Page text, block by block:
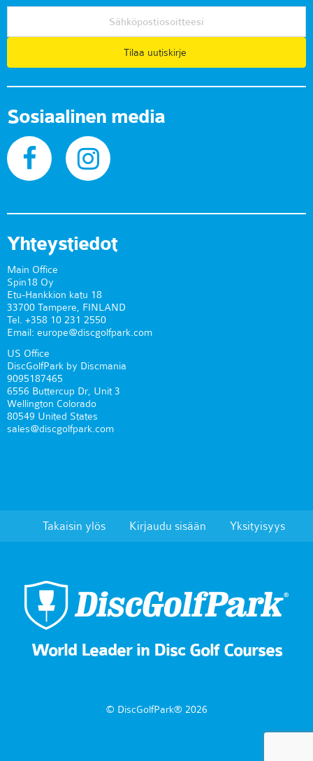
Tilaa uutiskirje
Sosiaalinen media
Yhteystiedot
Main Office
Spin18 Oy
Etu-Hankkion katu 18
33700 Tampere, FINLAND
Tel. +358 10 231 2550
Email: europe@discgolfpark.com
US Office
DiscGolfPark by Discmania
9095187465
6556 Buttercup Dr, Unit 3
Wellington Colorado
80549 United States
sales@discgolfpark.com
Takaisin ylös Kirjaudu sisään Yksityisyys
World Leader in Disc Golf Courses
© DiscGolfPark® 2026